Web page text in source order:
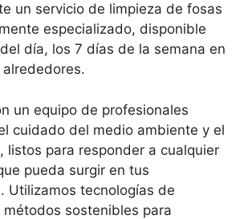
un servicio de limpieza de fosas
especializado, disponible
día, los 7 días de la semana en
un equipo de profesionales
cuidado del medio ambiente y el
listos para responder a cualquier
pueda surgir en tus
Utilizamos tecnologías de
sostenibles para